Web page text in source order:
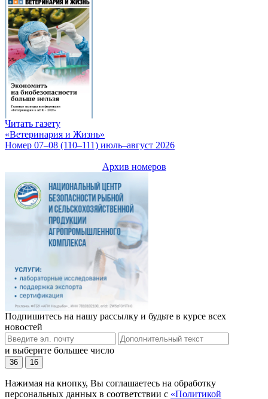
Читать газету
«Ветеринария и Жизнь»
Номер 07–08 (110–111) июль–август 2026
Архив номеров
Подпишитесь на нашу рассылку и будьте в курсе всех
новостей
и выберите большее число
36 16
Нажимая на кнопку, Вы соглашаетесь на обработку
персональных данных в соответствии с «Политикой